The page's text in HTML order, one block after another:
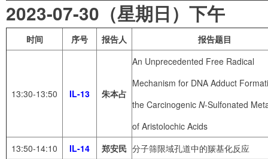
2023-07-30（星期日）下午
时间 序号 报告人 报告题目
13:30-13:50 IL-13 朱本占
An Unprecedented Free Radical
Mechanism for DNA Adduct
the Carcinogenic N-Sulfonated
of Aristolochic Acids
13:50-14:10
IL-14 郑安民 分子筛限域孔道中的羰基化反应